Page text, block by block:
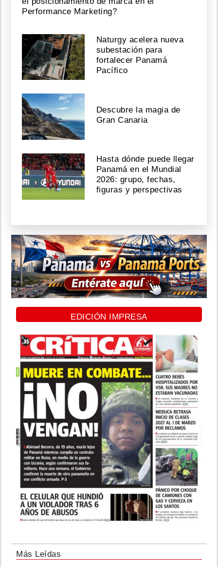
Performance Marketing?
Naturgy acelera nueva
subestación para
fortalecer Panamá
Pacífico
Descubre la magia de
Gran Canaria
Hasta dónde puede llegar
Panamá en el Mundial
2026: grupo, fechas,
figuras y perspectivas
EDICIÓN IMPRESA
Más Leídas